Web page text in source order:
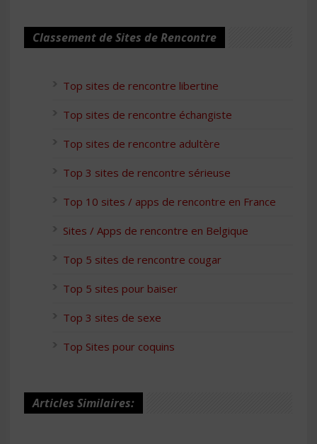
Classement de Sites de Rencontre
Top sites de rencontre libertine
Top sites de rencontre échangiste
Top sites de rencontre adultère
Top 3 sites de rencontre sérieuse
Top 10 sites / apps de rencontre en France
Sites / Apps de rencontre en Belgique
Top 5 sites de rencontre cougar
Top 5 sites pour baiser
Top 3 sites de sexe
Top Sites pour coquins
Articles Similaires: